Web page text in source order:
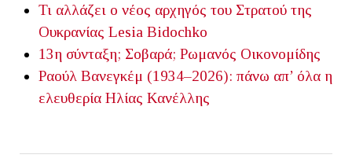
Τι αλλάζει ο νέος αρχηγός του Στρατού της
Ουκρανίας Lesia Bidochko
13η σύνταξη; Σοβαρά; Ρωμανός Οικονομίδης
Ραούλ Βανεγκέμ (1934–2026): πάνω απ’ όλα η
ελευθερία Ηλίας Κανέλλης